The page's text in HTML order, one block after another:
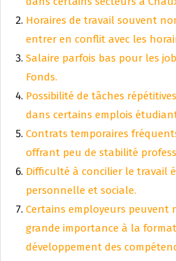
Horaires de travail souvent
entrer en conflit avec les
Salaire parfois bas pour les
Fonds.
Possibilité de tâches
dans certains emplois
Contrats temporaires
offrant peu de stabilité
Difficulté à concilier le travail
personnelle et sociale.
Certains employeurs peuvent
grande importance à la
développement des